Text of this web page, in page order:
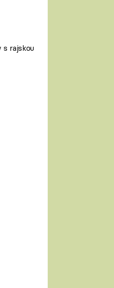
s rajskou